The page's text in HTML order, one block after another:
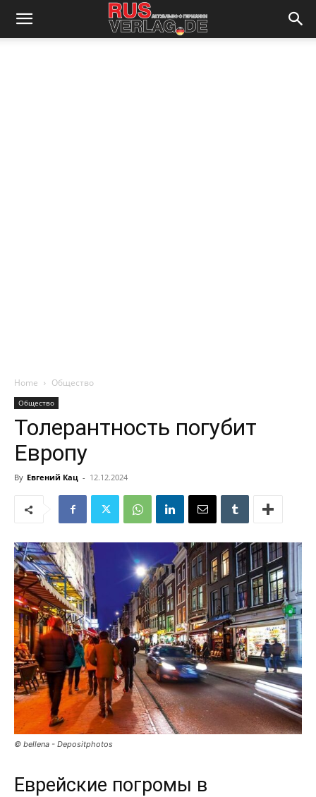
Home Общество
Общество
Толерантность погубит
Европу
By Евгений Кац - 12.12.2024
© bellena - Depositphotos
Еврейские погромы в